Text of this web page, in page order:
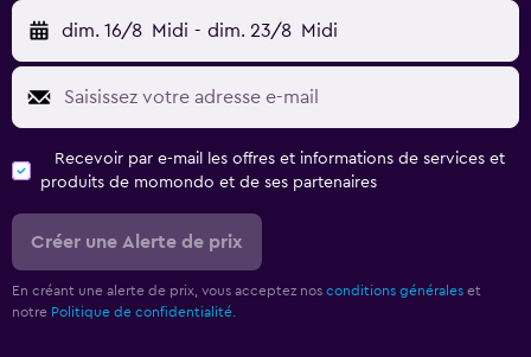
dim. 16/8 Midi - dim. 23/8 Midi
Recevoir par e-mail les offres et informations de services et
produits de momondo et de ses partenaires
Créer une Alerte de prix
En créant une alerte de prix, vous acceptez nos conditions générales et
notre Politique de confidentialité.